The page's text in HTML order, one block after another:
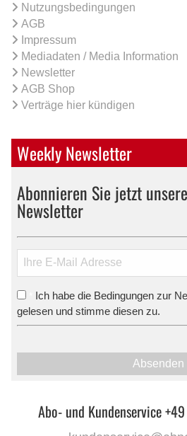
Nutzungsbedingungen
AGB
Impressum
Mediadaten / Media Information
Newsletter
AGB Shop
Verträge hier kündigen
Weekly Newsletter
Abonnieren Sie jetzt
Newsletter
Ich habe die Bedingungen zur
gelesen und stimme diesen zu.
Absenden
Abo- und Kundenservice